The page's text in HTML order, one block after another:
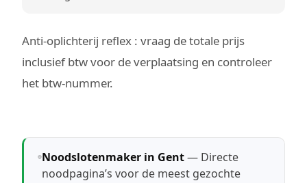
Anti-oplichterij reflex : vraag de totale prijs
inclusief btw voor de verplaatsing en controleer
het btw-nummer.
Noodslotenmaker in Gent— Directe
noodpagina’s voor de meest gezochte